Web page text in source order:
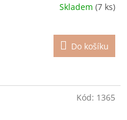
Skladem(7 ks)
Do košíku
Kód: 1365